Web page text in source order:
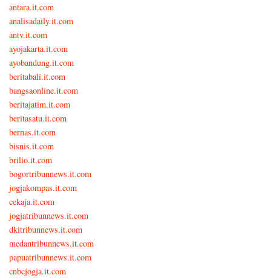
antara.it.com
analisadaily.it.com
antv.it.com
ayojakarta.it.com
ayobandung.it.com
beritabali.it.com
bangsaonline.it.com
beritajatim.it.com
beritasatu.it.com
bernas.it.com
bisnis.it.com
brilio.it.com
bogortribunnews.it.com
jogjakompas.it.com
cekaja.it.com
jogjatribunnews.it.com
dkitribunnews.it.com
medantribunnews.it.com
papuatribunnews.it.com
cnbcjogja.it.com